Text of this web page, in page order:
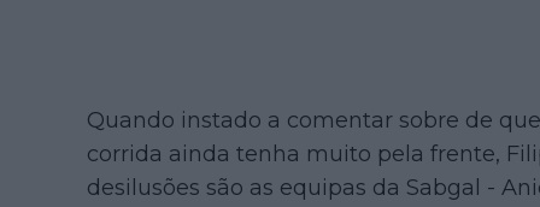
Quando instado a comentar sobre de
corrida ainda tenha muito pela frente,
desilusões são as equipas da Sabgal -